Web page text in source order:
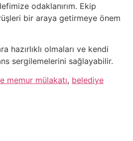
odaklanırım. Ekip
bir araya getirmeye önem
hazırlıklı olmaları ve kendi
sergilemelerini sağlayabilir.
memur mülakatı, belediye